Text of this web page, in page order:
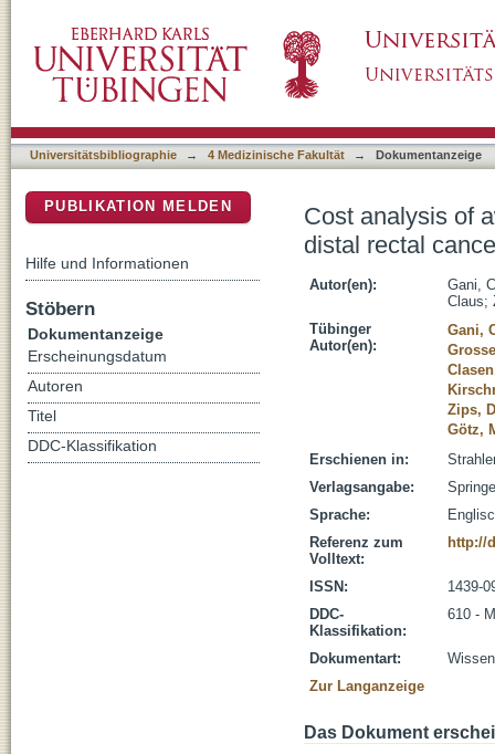
Universitätsbibliographie → 4 Medizinische Fakultät → Dokumentanzeige
Cost analysis of
distal rectal
Autor(en):
Gani,
Claus;
Tübinger
Autor(en):
Gani,
Zips,
Götz,
Erschienen in:
Verlagsangabe:
Sprache:
Referenz zum
Volltext:
http://
ISSN:
1439-
DDC-
Klassifikation:
610 -
Dokumentart:
Zur Langanzeige
Das Dokument
PUBLIKATION MELDEN
Hilfe und Informationen
Stöbern
Dokumentanzeige
Erscheinungsdatum
Autoren
Titel
DDC-Klassifikation